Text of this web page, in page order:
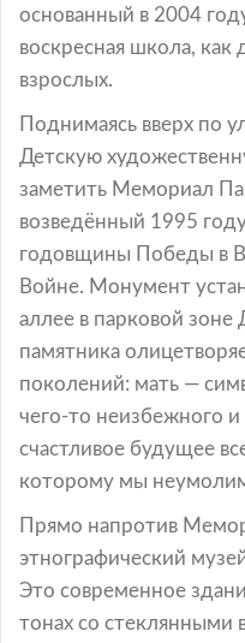
основанный в 2004
воскресная школа, как
взрослых.
Поднимаясь вверх по
Детскую
заметить Мемориал
возведённый 1995
годовщины Победы в
Войне. Монумент
аллее в парковой
памятника
поколений: мать —
чего-то неизбежного
счастливое будущее
которому мы
Прямо напротив
этнографический
Это современное
тонах со стеклянными